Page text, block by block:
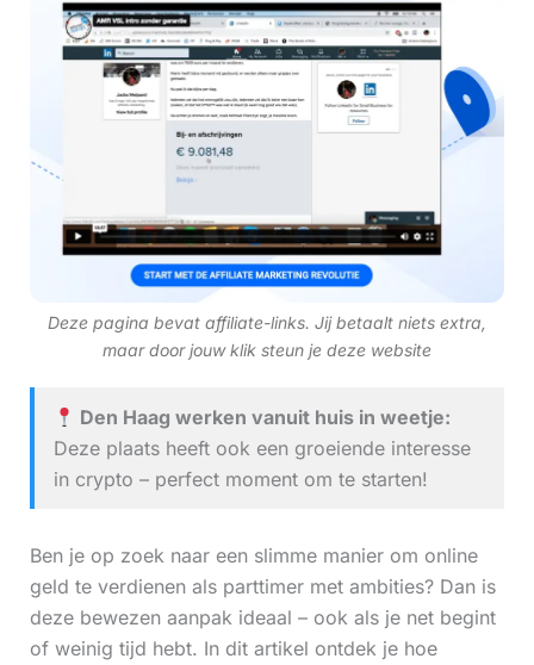
Deze pagina bevat affiliate-links. Jij betaalt niets extra,
maar door jouw klik steun je deze website
Den Haag werken vanuit huis in weetje:
Deze plaats heeft ook een groeiende interesse
in crypto – perfect moment om te starten!
Ben je op zoek naar een slimme manier om online
geld te verdienen als parttimer met ambities? Dan is
deze bewezen aanpak ideaal – ook als je net begint
of weinig tijd hebt. In dit artikel ontdek je hoe